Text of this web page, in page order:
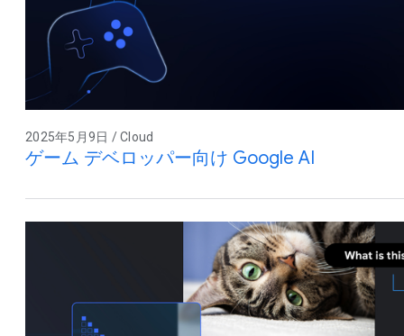
2025年5月9日 / Cloud
ゲーム デベロッパー向け Google AI